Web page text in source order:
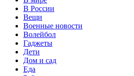
В России
Вещи
Военные новости
Волейбол
Гаджеты
Дети
Дом и сад
Еда